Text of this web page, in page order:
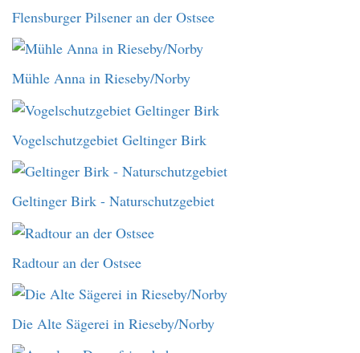
Flensburger Pilsener an der Ostsee
Mühle Anna in Rieseby/Norby
Vogelschutzgebiet Geltinger Birk
Geltinger Birk - Naturschutzgebiet
Radtour an der Ostsee
Die Alte Sägerei in Rieseby/Norby